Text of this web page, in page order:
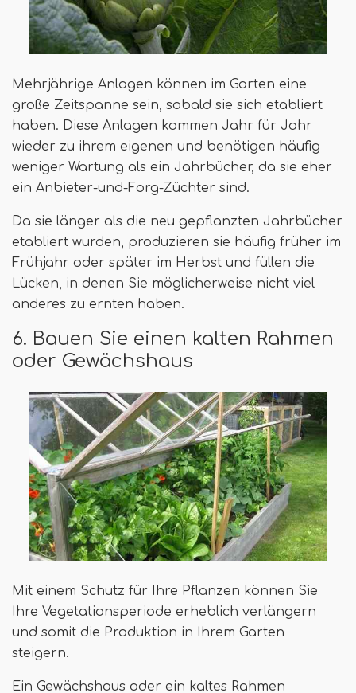
Mehrjährige Anlagen können im Garten eine
große Zeitspanne sein, sobald sie sich etabliert
haben. Diese Anlagen kommen Jahr für Jahr
wieder zu ihrem eigenen und benötigen häufig
weniger Wartung als ein Jahrbücher, da sie eher
ein Anbieter-und-Forg-Züchter sind.
Da sie länger als die neu gepflanzten Jahrbücher
etabliert wurden, produzieren sie häufig früher im
Frühjahr oder später im Herbst und füllen die
Lücken, in denen Sie möglicherweise nicht viel
anderes zu ernten haben.
6. Bauen Sie einen kalten Rahmen
oder Gewächshaus
Mit einem Schutz für Ihre Pflanzen können Sie
Ihre Vegetationsperiode erheblich verlängern
und somit die Produktion in Ihrem Garten
steigern.
Ein Gewächshaus oder ein kaltes Rahmen